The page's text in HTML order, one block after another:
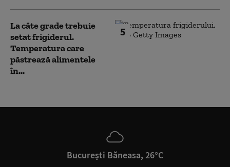
5
La câte grade trebuie
setat frigiderul.
Temperatura care
păstrează alimentele
în...
București Băneasa, 26°C